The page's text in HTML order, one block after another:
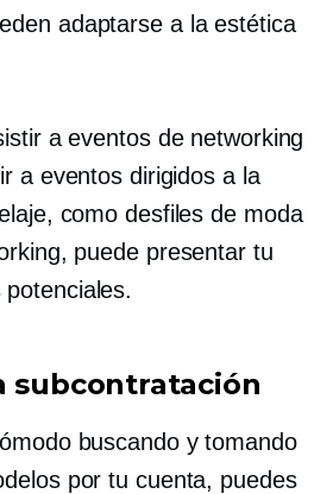
adaptarse a la estética
a eventos de networking
a eventos dirigidos a la
como desfiles de moda
puede presentar tu
subcontratación
buscando y tomando
por tu cuenta, puedes